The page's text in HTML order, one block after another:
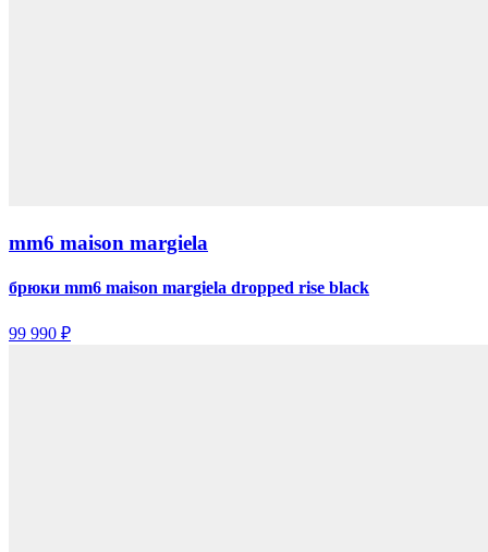
mm6 maison margiela
брюки mm6 maison margiela dropped rise black
99 990 ₽